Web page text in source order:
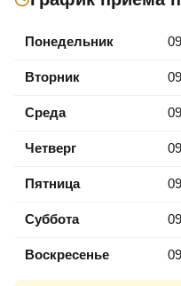
Понедельник
Вторник
Среда
Четверг
Пятница
Суббота
Воскресенье